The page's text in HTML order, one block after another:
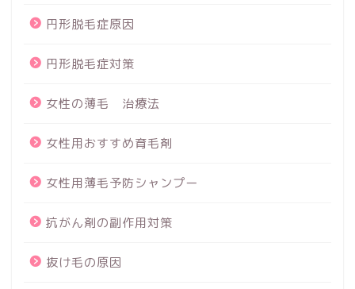
円形脱毛症原因
円形脱毛症対策
女性の薄毛 治療法
女性用おすすめ育毛剤
女性用薄毛予防シャンプー
抗がん剤の副作用対策
抜け毛の原因